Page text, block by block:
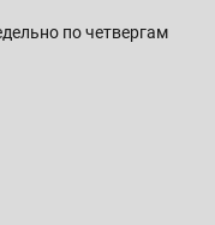
по четвергам